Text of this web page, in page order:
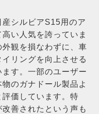
シルビアS15用のア
い人気を誇っていま
観を損なわずに、車
リングを向上させる
す。一部のユーザー
のガナドール製品よ
価しています。特
善されたという声も